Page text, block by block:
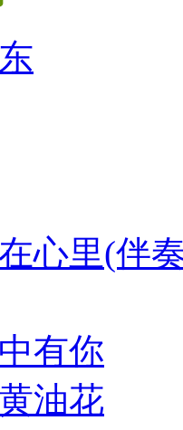
心里(伴
有你
油花